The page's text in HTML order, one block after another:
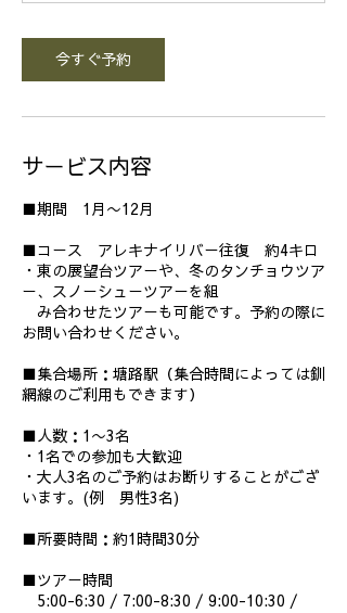
今すぐ予約
サービス内容
■期間 1月〜12月
■コース アレキナイリバー往復 約4キロ
・東の展望台ツアーや、冬のタンチョウツア
ー、スノーシューツアーを組
み合わせたツアーも可能です。予約の際に
お問い合わせください。
■集合場所：塘路駅（集合時間によっては釧
網線のご利用もできます）
■人数：1〜3名
・1名での参加も大歓迎
・大人3名のご予約はお断りすることがござ
います。(例 男性3名)
■所要時間：約1時間30分
■ツアー時間
5:00-6:30 / 7:00-8:30 / 9:00-10:30 /